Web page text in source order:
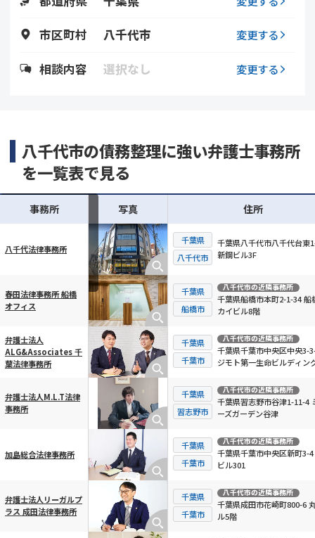
市区町村 八千代市 変更する
相談内容 選択なし 変更する
八千代市の債務整理に強い弁護士事務所
を一覧表で見る
横スクロール可能
事務所 写真 住所
八千代法律事務所
千葉県
八千代市
千葉県八千代市八千代台東
新鋼ビル3F
春田法律事務所 船橋
オフィス
千葉県
船橋市
八千代市の近隣事務所
千葉県船橋市本町2-1-34 船
カイビル8階
弁護士法人
ALG&Associates 千
葉法律事務所
千葉県
千葉市
八千代市の近隣事務所
千葉県千葉市中央区中央3-
ジモト第一生命ビルディン
弁護士法人M.L.T法律
事務所
千葉県
習志野市
八千代市の近隣事務所
千葉県習志野市谷津1-11-4
ーズガーデン谷津
加島総合法律事務所
千葉県
千葉市
八千代市の近隣事務所
千葉県千葉市中央区新町3-
ビル301
弁護士法人リーガルプ
ラス 成田法律事務所
千葉県
千葉市
八千代市の近隣事務所
千葉県成田市花崎町800-6
ル5階